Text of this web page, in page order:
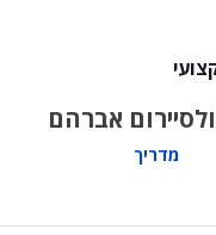
יירום אברהם
מדריך